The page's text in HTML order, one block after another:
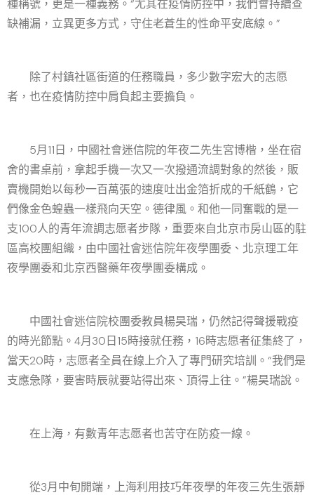
種稱號，更是一種義務。“尤其在疫情防控中，我們會持續查
缺補漏，立異更多方式，守住老蒼生的性命平安底線。”
除了村鎮社區街道的任務職員，多少數字宏大的志愿
者，也在疫情防控中肩負起主要擔負。
5月11日，中國社會迷信院的年夜二先生宮博楷，坐在宿
舍的書桌前，拿起手機一次又一次撥通流調對象的然後，販
賣機開始以每秒一百萬張的速度吐出金箔折成的千紙鶴，它
們像金色蝗蟲一樣飛向天空。德律風。和他一同奮戰的是一
支100人的青年流調志愿者步隊，重要來自北京市房山區的駐
區高校團組織，由中國社會迷信院年夜學團委、北京理工年
夜學團委和北京西醫藥年夜學團委構成。
中國社會迷信院校團委教員楊昊瑞，仍然記得聲援戰疫
的時光節點。4月30日15時接就任務，16時志愿者征集終了，
當天20時，志愿者全員在線上介入了專門研究培訓。“我們是
支應急隊，要害時辰就要站得出來、頂得上往。”楊昊瑞說。
在上海，有數青年志愿者也苦守在防疫一線。
從3月中旬開端，上海利用技巧年夜學的年夜三先生張靜